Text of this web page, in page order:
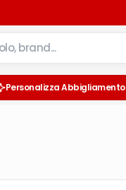
Personalizza Abbigliamento